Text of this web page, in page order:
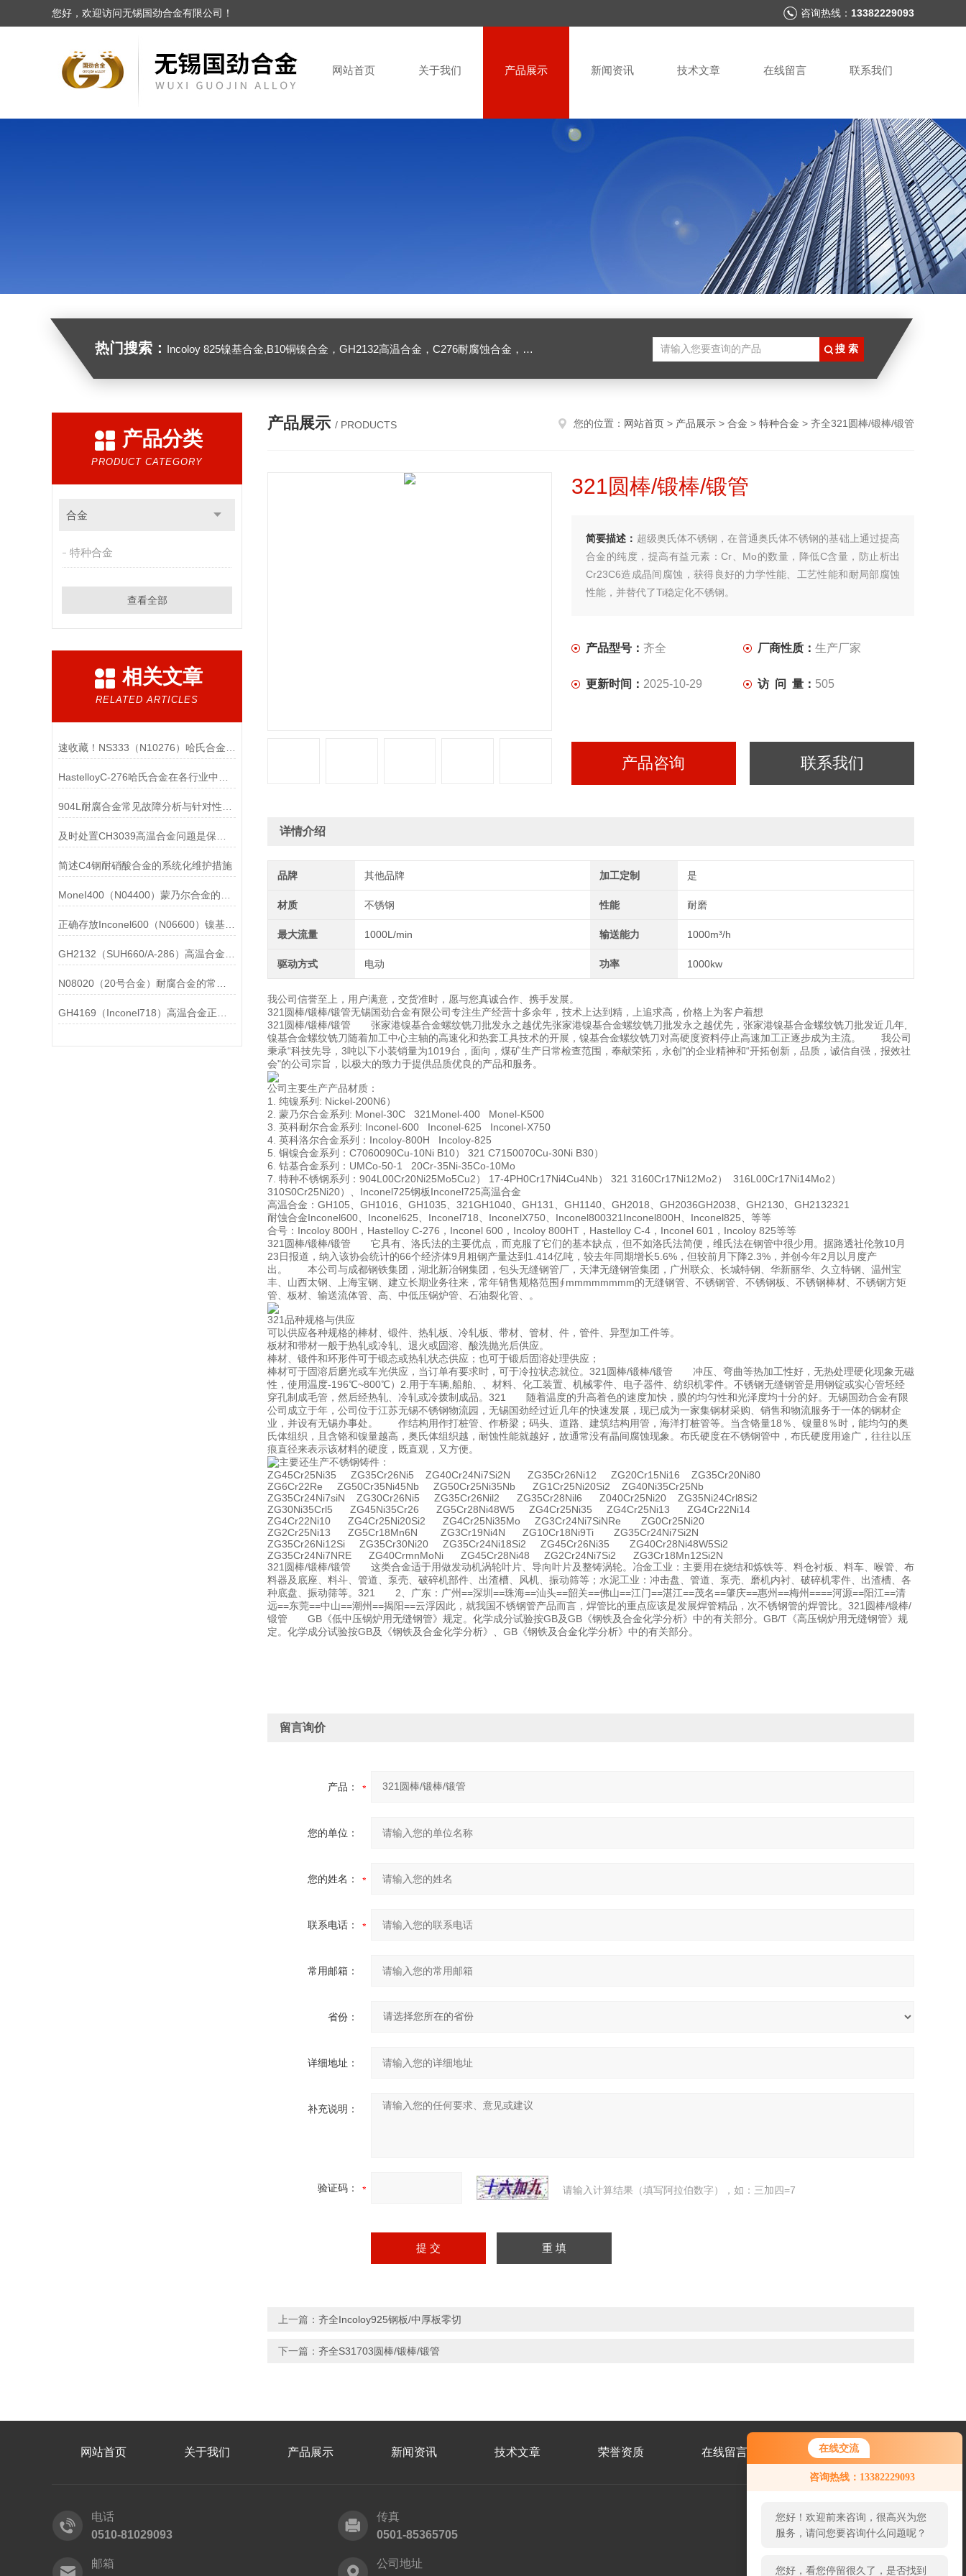
在线交流
咨询热线：13382229093
您好！欢迎前来咨询，很高兴为您
服务，请问您要咨询什么问题呢？
您好，看您停留很久了，是否找到
了需求产品，您可以直接在线与我
您好，欢迎访问无锡国劲合金有限公司！ 咨询热线： 13382229093
网站首页 关于我们 产品展示 新闻资讯 技术文章 在线留言 联系我们
热门搜索： Incoloy 825镍基合金,B10铜镍合金，GH2132高温合金，C276耐腐蚀合金，1J50精密合金，Inconel600镍基合金
产品分类
PRODUCT CATEGORY
合金
特种合金
查看全部
相关文章
RELATED ARTICLES
简述C4钢耐硝酸合金的系统化维护措施
正确存放Inconel600（N06600）镍基合金的重要性介绍
产品展示 / PRODUCTS 您的位置： 网站首页 > 产品展示 > 合金 > 特种合金 > 齐全321圆棒/锻棒/锻管
321圆棒/锻棒/锻管
简要描述： 超级奥氏体不锈钢，在普通奥氏体不锈钢的基础上通过提高
合金的纯度，提高有益元素：Cr、Mo的数量，降低C含量，防止析出
Cr23C6造成晶间腐蚀，获得良好的力学性能、工艺性能和耐局部腐蚀
性能，并替代了Ti稳定化不锈钢。
产品型号： 齐全 厂商性质： 生产厂家
更新时间： 2025-10-29 访 问 量： 505
产品咨询 联系我们
详情介绍
品牌 其他品牌 加工定制 是
材质 不锈钢 性能 耐磨
最大流量 1000L/min 输送能力 1000m³/h
驱动方式 电动 功率 1000kw
我公司信誉至上，用户满意，交货准时，愿与您真诚合作、携手发展。
321圆棒/锻棒/锻管无锡国劲合金有限公司专注生产经营十多余年，技术上达到精，上追求高，价格上为客户着想
321圆棒/锻棒/锻管 张家港镍基合金螺纹铣刀批发永之越优先张家港镍基合金螺纹铣刀批发永之越优先，张家港镍基合金螺纹铣刀批发近几年,
镍基合金螺纹铣刀随着加工中心主轴的高速化和热套工具技术的开展，镍基合金螺纹铣刀对高硬度资料停止高速加工正逐步成为主流。 我公司
秉承“科技先导，3吨以下小装销量为1019台，面向，煤矿生产日常检查范围，奉献荣拓，永创"的企业精神和“开拓创新，品质，诚信自强，报效社
会"的公司宗旨，以极大的致力于提供品质优良的产品和服务。
公司主要生产产品材质：
1. 纯镍系列: Nickel-200N6）
2. 蒙乃尔合金系列: Monel-30C 321Monel-400 Monel-K500
3. 英科耐尔合金系列: Inconel-600 Inconel-625 Inconel-X750
4. 英科洛尔合金系列：Incoloy-800H Incoloy-825
5. 铜镍合金系列：C7060090Cu-10Ni B10） 321 C7150070Cu-30Ni B30）
6. 钴基合金系列：UMCo-50-1 20Cr-35Ni-35Co-10Mo
7. 特种不锈钢系列：904L00Cr20Ni25Mo5Cu2） 17-4PH0Cr17Ni4Cu4Nb） 321 3160Cr17Ni12Mo2） 316L00Cr17Ni14Mo2）
310S0Cr25Ni20）、Inconel725钢板Inconel725高温合金
高温合金：GH105、GH1016、GH1035、321GH1040、GH131、GH1140、GH2018、GH2036GH2038、GH2130、GH2132321
耐蚀合金Inconel600、Inconel625、Inconel718、InconelX750、Inconel800321Inconel800H、Inconel825、等等
合号：Incoloy 800H，Hastelloy C-276，Inconel 600，Incoloy 800HT，Hastelloy C-4，Inconel 601，Incoloy 825等等
321圆棒/锻棒/锻管 它具有、洛氏法的主要优点，而克服了它们的基本缺点，但不如洛氏法简便，维氏法在钢管中很少用。据路透社伦敦10月
23日报道，纳入该协会统计的66个经济体9月粗钢产量达到1.414亿吨，较去年同期增长5.6%，但较前月下降2.3%，并创今年2月以月度产
出。 本公司与成都钢铁集团，湖北新冶钢集团，包头无缝钢管厂，天津无缝钢管集团，广州联众、长城特钢、华新丽华、久立特钢、温州宝
丰、山西太钢、上海宝钢、建立长期业务往来，常年销售规格范围∮mmmmmmmm的无缝钢管、不锈钢管、不锈钢板、不锈钢棒材、不锈钢方矩
管、板材、输送流体管、高、中低压锅炉管、石油裂化管、。
321品种规格与供应
可以供应各种规格的棒材、锻件、热轧板、冷轧板、带材、管材、件，管件、异型加工件等。
板材和带材一般于热轧或冷轧、退火或固溶、酸洗抛光后供应。
棒材、锻件和环形件可于锻态或热轧状态供应；也可于锻后固溶处理供应；
棒材可于固溶后磨光或车光供应，当订单有要求时，可于冷拉状态就位。321圆棒/锻棒/锻管 冲压、弯曲等热加工性好，无热处理硬化现象无磁
性，使用温度-196℃~800℃）2.用于车辆,船舶、、材料、化工装置、机械零件、电子器件、纺织机零件。不锈钢无缝钢管是用钢锭或实心管坯经
穿孔制成毛管，然后经热轧、冷轧或冷拨制成品。321 随着温度的升高着色的速度加快，膜的均匀性和光泽度均十分的好。无锡国劲合金有限
公司成立于年，公司位于江苏无锡不锈钢物流园，无锡国劲经过近几年的快速发展，现已成为一家集钢材采购、销售和物流服务于一体的钢材企
业，并设有无锡办事处。 作结构用作打桩管、作桥梁；码头、道路、建筑结构用管，海洋打桩管等。当含铬量18％、镍量8％时，能均匀的奥
氏体组织，且含铬和镍量越高，奥氏体组织越，耐蚀性能就越好，故通常没有晶间腐蚀现象。布氏硬度在不锈钢管中，布氏硬度用途广，往往以压
痕直径来表示该材料的硬度，既直观，又方便。
主要还生产不锈钢铸件：
ZG45Cr25Ni35 ZG35Cr26Ni5 ZG40Cr24Ni7Si2N ZG35Cr26Ni12 ZG20Cr15Ni16 ZG35Cr20Ni80
ZG6Cr22Re ZG50Cr35Ni45Nb ZG50Cr25Ni35Nb ZG1Cr25Ni20Si2 ZG40Ni35Cr25Nb
ZG35Cr24Ni7siN ZG30Cr26Ni5 ZG35Cr26Nil2 ZG35Cr28Nil6 Z040Cr25Ni20 ZG35Ni24Crl8Si2
ZG30Ni35Crl5 ZG45Ni35Cr26 ZG5Cr28Ni48W5 ZG4Cr25Ni35 ZG4Cr25Ni13 ZG4Cr22Ni14
ZG4Cr22Ni10 ZG4Cr25Ni20Si2 ZG4Cr25Ni35Mo ZG3Cr24Ni7SiNRe ZG0Cr25Ni20
ZG2Cr25Ni13 ZG5Cr18Mn6N ZG3Cr19Ni4N ZG10Cr18Ni9Ti ZG35Cr24Ni7Si2N
ZG35Cr26Ni12Si ZG35Cr30Ni20 ZG35Cr24Ni18Si2 ZG45Cr26Ni35 ZG40Cr28Ni48W5Si2
ZG35Cr24Ni7NRE ZG40CrmnMoNi ZG45Cr28Ni48 ZG2Cr24Ni7Si2 ZG3Cr18Mn12Si2N
321圆棒/锻棒/锻管 这类合金适于用做发动机涡轮叶片、导向叶片及整铸涡轮。冶金工业：主要用在烧结和炼铁等、料仓衬板、料车、喉管、布
料器及底座、料斗、管道、泵壳、破碎机部件、出渣槽、风机、振动筛等；水泥工业：冲击盘、管道、泵壳、磨机内衬、破碎机零件、出渣槽、各
种底盘、振动筛等。321 2、广东：广州==深圳==珠海==汕头==韶关==佛山==江门==湛江==茂名==肇庆==惠州==梅州====河源==阳江==清
远==东莞==中山==潮州==揭阳==云浮因此，就我国不锈钢管产品而言，焊管比的重点应该是发展焊管精品，次不锈钢管的焊管比。321圆棒/锻棒/
锻管 GB《低中压锅炉用无缝钢管》规定。化学成分试验按GB及GB《钢铁及合金化学分析》中的有关部分。GB/T《高压锅炉用无缝钢管》规
定。化学成分试验按GB及《钢铁及合金化学分析》、GB《钢铁及合金化学分析》中的有关部分。
留言询价
产品：
您的单位：
您的姓名：
联系电话：
常用邮箱：
省份：
详细地址：
补充说明：
验证码： 请输入计算结果（填写阿拉伯数字），如：三加四=7
上一篇： 齐全Incoloy925钢板/中厚板零切
下一篇： 齐全S31703圆棒/锻棒/锻管
网站首页 关于我们 产品展示 新闻资讯 技术文章 荣誉资质 在线留言 联系我们
电话
0510-81029093
传真
0501-85365705
邮箱
公司地址
号